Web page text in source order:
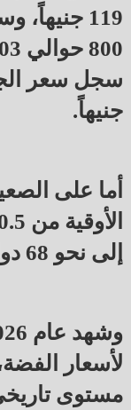
119
جنيهاً.
أما على
إلى نحو 68 دولاراً بنهاية الأسبوع.
لأسعار